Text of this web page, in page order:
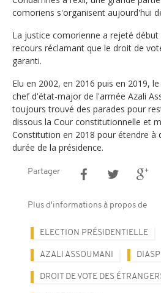
comoriens s'organisent aujourd'hui
La justice comorienne a rejeté
recours réclamant que le droit de
garanti.
Elu en 2002, en 2016 puis en 2019,
chef d'état-major de l'armée Azali
toujours trouvé des parades pour
dissous la Cour constitutionnelle et
Constitution en 2018 pour étendre à
durée de la présidence.
Partager
Plus d'informations à propos de
ELECTION PRÉSIDENTIELLE
AZALI ASSOUMANI
DROIT DE VOTE DES